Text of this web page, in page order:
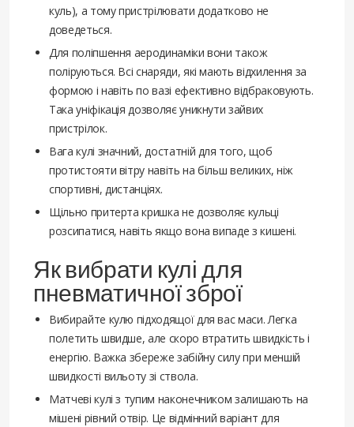
куль), а тому пристрілювати додатково не
доведеться.
Для поліпшення аеродинаміки вони також
поліруються. Всі снаряди, які мають відхилення за
формою і навіть по вазі ефективно відбраковують.
Така уніфікація дозволяє уникнути зайвих
пристрілок.
Вага кулі значний, достатній для того, щоб
протистояти вітру навіть на більш великих, ніж
спортивні, дистанціях.
Щільно притерта кришка не дозволяє кульці
розсипатися, навіть якщо вона випаде з кишені.
Як вибрати кулі для
пневматичної зброї
Вибирайте кулю підходящої для вас маси. Легка
полетить швидше, але скоро втратить швидкість і
енергію. Важка збереже забійну силу при меншій
швидкості вильоту зі ствола.
Матчеві кулі з тупим наконечником залишають на
мішені рівний отвір. Це відмінний варіант для